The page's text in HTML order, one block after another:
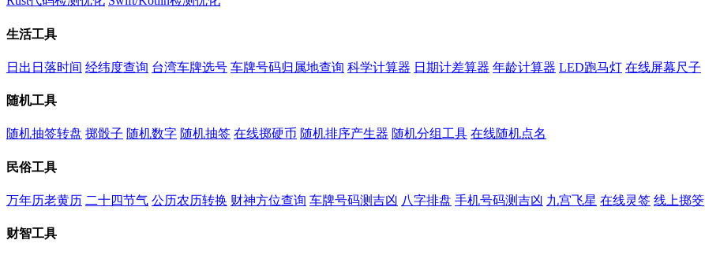
生活工具
日出日落时间 经纬度查询 台湾车牌选号 车牌号码归属地查询 科学计算器 日期计差算器 年龄计算器 LED跑马灯 在线屏幕尺子
随机工具
随机抽签转盘 掷骰子 随机数字 随机抽签 在线掷硬币 随机排序产生器 随机分组工具 在线随机点名
民俗工具
万年历老黄历 二十四节气 公历农历转换 财神方位查询 车牌号码测吉凶 八字排盘 手机号码测吉凶 九宫飞星 在线灵签 线上掷筊
财智工具